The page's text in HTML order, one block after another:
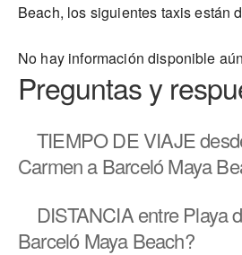
Beach, los siguientes taxis están
No hay información disponible
Preguntas y
TIEMPO DE VIAJE
Carmen a Barceló Maya
DISTANCIAentre Playa
Barceló Maya Beach?